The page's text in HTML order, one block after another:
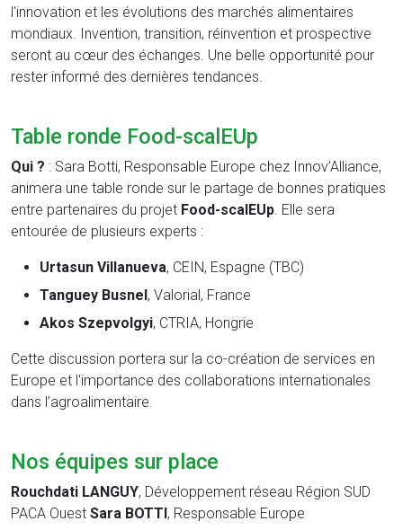
l'innovation et les évolutions des marchés alimentaires
mondiaux. Invention, transition, réinvention et prospective
seront au cœur des échanges. Une belle opportunité pour
rester informé des dernières tendances.
Table ronde Food-scalEUp
Qui ? : Sara Botti, Responsable Europe chez Innov’Alliance,
animera une table ronde sur le partage de bonnes pratiques
entre partenaires du projet Food-scalEUp . Elle sera
entourée de plusieurs experts :
Urtasun Villanueva, CEIN, Espagne (TBC)
Tanguey Busnel, Valorial, France
Akos Szepvolgyi, CTRIA, Hongrie
Cette discussion portera sur la co-création de services en
Europe et l'importance des collaborations internationales
dans l’agroalimentaire.
Nos équipes sur place
Rouchdati LANGUY, Développement réseau Région SUD
PACA Ouest Sara BOTTI, Responsable Europe